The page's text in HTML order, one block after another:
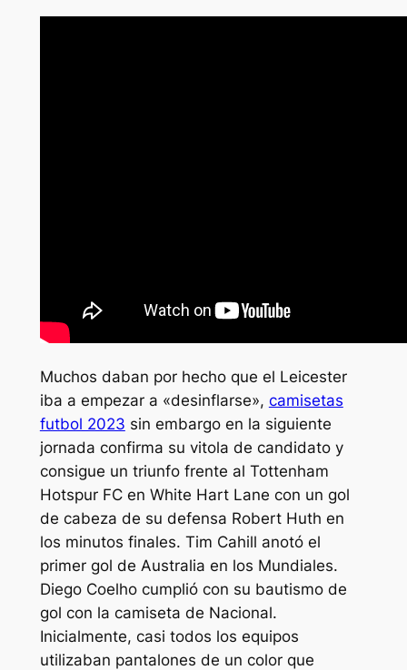
Muchos daban por hecho que el Leicester
iba a empezar a «desinflarse», camisetas
futbol 2023 sin embargo en la siguiente
jornada confirma su vitola de candidato y
consigue un triunfo frente al Tottenham
Hotspur FC en White Hart Lane con un gol
de cabeza de su defensa Robert Huth en
los minutos finales. Tim Cahill anotó el
primer gol de Australia en los Mundiales.
Diego Coelho cumplió con su bautismo de
gol con la camiseta de Nacional.
Inicialmente, casi todos los equipos
utilizaban pantalones de un color que